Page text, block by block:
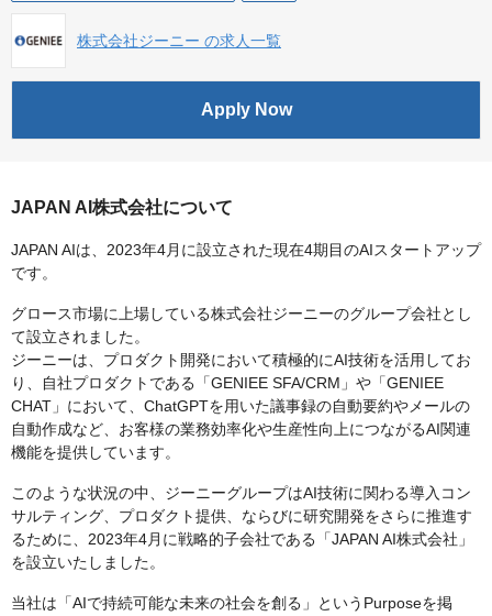
株式会社ジーニー の求人一覧
Apply Now
JAPAN AI株式会社について
JAPAN AIは、2023年4月に設立された現在4期目のAIスタートアップ
です。
グロース市場に上場している株式会社ジーニーのグループ会社とし
て設立されました。
ジーニーは、プロダクト開発において積極的にAI技術を活用してお
り、自社プロダクトである「GENIEE SFA/CRM」や「GENIEE
CHAT」において、ChatGPTを用いた議事録の自動要約やメールの
自動作成など、お客様の業務効率化や生産性向上につながるAI関連
機能を提供しています。
このような状況の中、ジーニーグループはAI技術に関わる導入コン
サルティング、プロダクト提供、ならびに研究開発をさらに推進す
るために、2023年4月に戦略的子会社である「JAPAN AI株式会社」
を設立いたしました。
当社は「AIで持続可能な未来の社会を創る」というPurposeを掲